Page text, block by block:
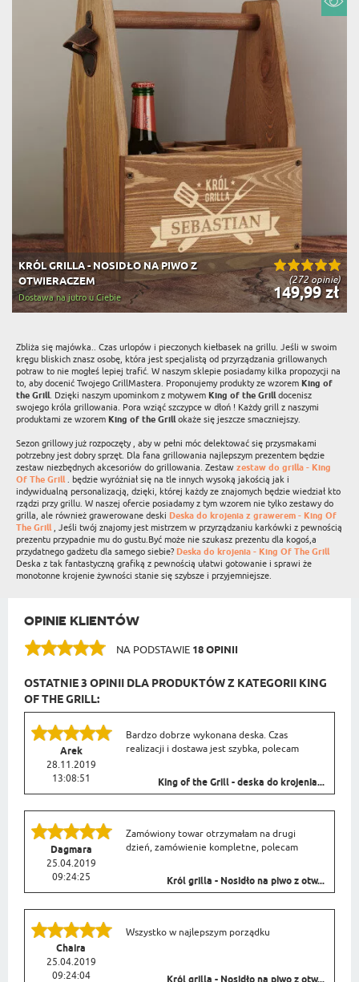
(272 opinie)
KRÓL GRILLA - NOSIDŁO NA PIWO Z
OTWIERACZEM
149,99 zł
Dostawa na jutro u Ciebie
Zbliża się majówka.. Czas urlopów i pieczonych kiełbasek na grillu. Jeśli w swoim
kręgu bliskich znasz osobę, która jest specjalistą od przyrządzania grillowanych
potraw to nie mogłeś lepiej trafić. W naszym sklepie posiadamy kilka propozycji na
to, aby docenić Twojego GrillMastera. Proponujemy produkty ze wzorem King of
the Grill. Dzięki naszym upominkom z motywem King of the Grilldocenisz
swojego króla grillowania. Pora wziąć szczypce w dłoń ! Każdy grill z naszymi
produktami ze wzorem King of the Grillokaże się jeszcze smaczniejszy.
Sezon grillowy już rozpoczęty , aby w pełni móc delektować się przysmakami
potrzebny jest dobry sprzęt. Dla fana grillowania najlepszym prezentem będzie
zestaw niezbędnych akcesoriów do grillowania. Zestaw zestaw do grilla - King
Of The Grill. będzie wyróżniał się na tle innych wysoką jakością jak i
indywidualną personalizacją, dzięki, której każdy ze znajomych będzie wiedział kto
rządzi przy grillu. W naszej ofercie posiadamy z tym wzorem nie tylko zestawy do
grilla, ale również grawerowane deski Deska do krojenia z grawerem - King Of
The Grill, Jeśli twój znajomy jest mistrzem w przyrządzaniu karkówki z pewnością
prezentu przypadnie mu do gustu.Być może nie szukasz prezentu dla kogoś,a
przydatnego gadżetu dla samego siebie? Deska do krojenia - King Of The Grill
Deska z tak fantastyczną grafiką z pewnością ułatwi gotowanie i sprawi że
monotonne krojenie żywności stanie się szybsze i przyjemniejsze.
OPINIE KLIENTÓW
NA PODSTAWIE 18 OPINII
OSTATNIE 3 OPINII DLA PRODUKTÓW Z KATEGORII KING
OF THE GRILL:
Arek
28.11.2019
13:08:51
Bardzo dobrze wykonana deska. Czas
realizacji i dostawa jest szybka, polecam
King of the Grill - deska do krojenia...
Dagmara
25.04.2019
09:24:25
Zamówiony towar otrzymałam na drugi
dzień, zamówienie kompletne, polecam
Król grilla - Nosidło na piwo z otw...
Chaira
25.04.2019
09:24:04
Wszystko w najlepszym porządku